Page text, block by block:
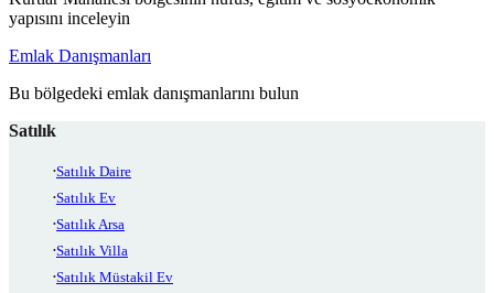
yapısını inceleyin
Emlak Danışmanları
Bu bölgedeki emlak danışmanlarını bulun
Satılık
Satılık Daire
Satılık Ev
Satılık Arsa
Satılık Villa
Satılık Müstakil Ev